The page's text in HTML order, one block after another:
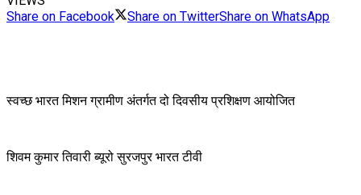
Share on Facebook
Share on TwitterShare on WhatsApp
स्वच्छ भारत मिशन ग्रामीण अंतर्गत दो दिवसीय प्रशिक्षण आयोजित
शिवम कुमार तिवारी ब्यूरो सुरजपुर भारत टीवी